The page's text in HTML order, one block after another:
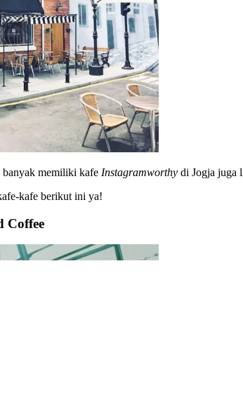
banyak memiliki kafe Instagramworthy di Jogja juga
kafe berikut ini ya!
Coffee